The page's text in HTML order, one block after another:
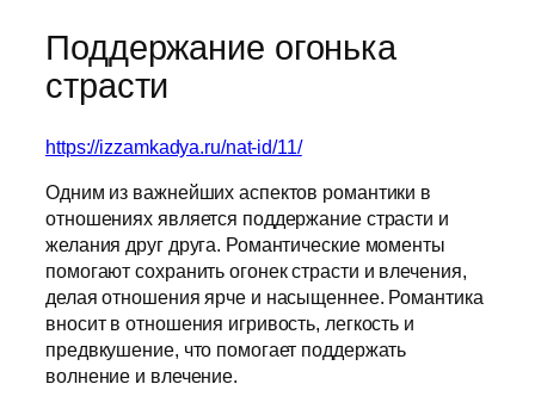
Поддержание огонька
страсти
https://izzamkadya.ru/nat-id/11/
Одним из важнейших аспектов романтики в
отношениях является поддержание страсти и
желания друг друга. Романтические моменты
помогают сохранить огонек страсти и влечения,
делая отношения ярче и насыщеннее. Романтика
вносит в отношения игривость, легкость и
предвкушение, что помогает поддержать
волнение и влечение.